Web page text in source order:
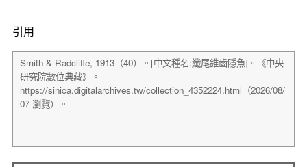
引用